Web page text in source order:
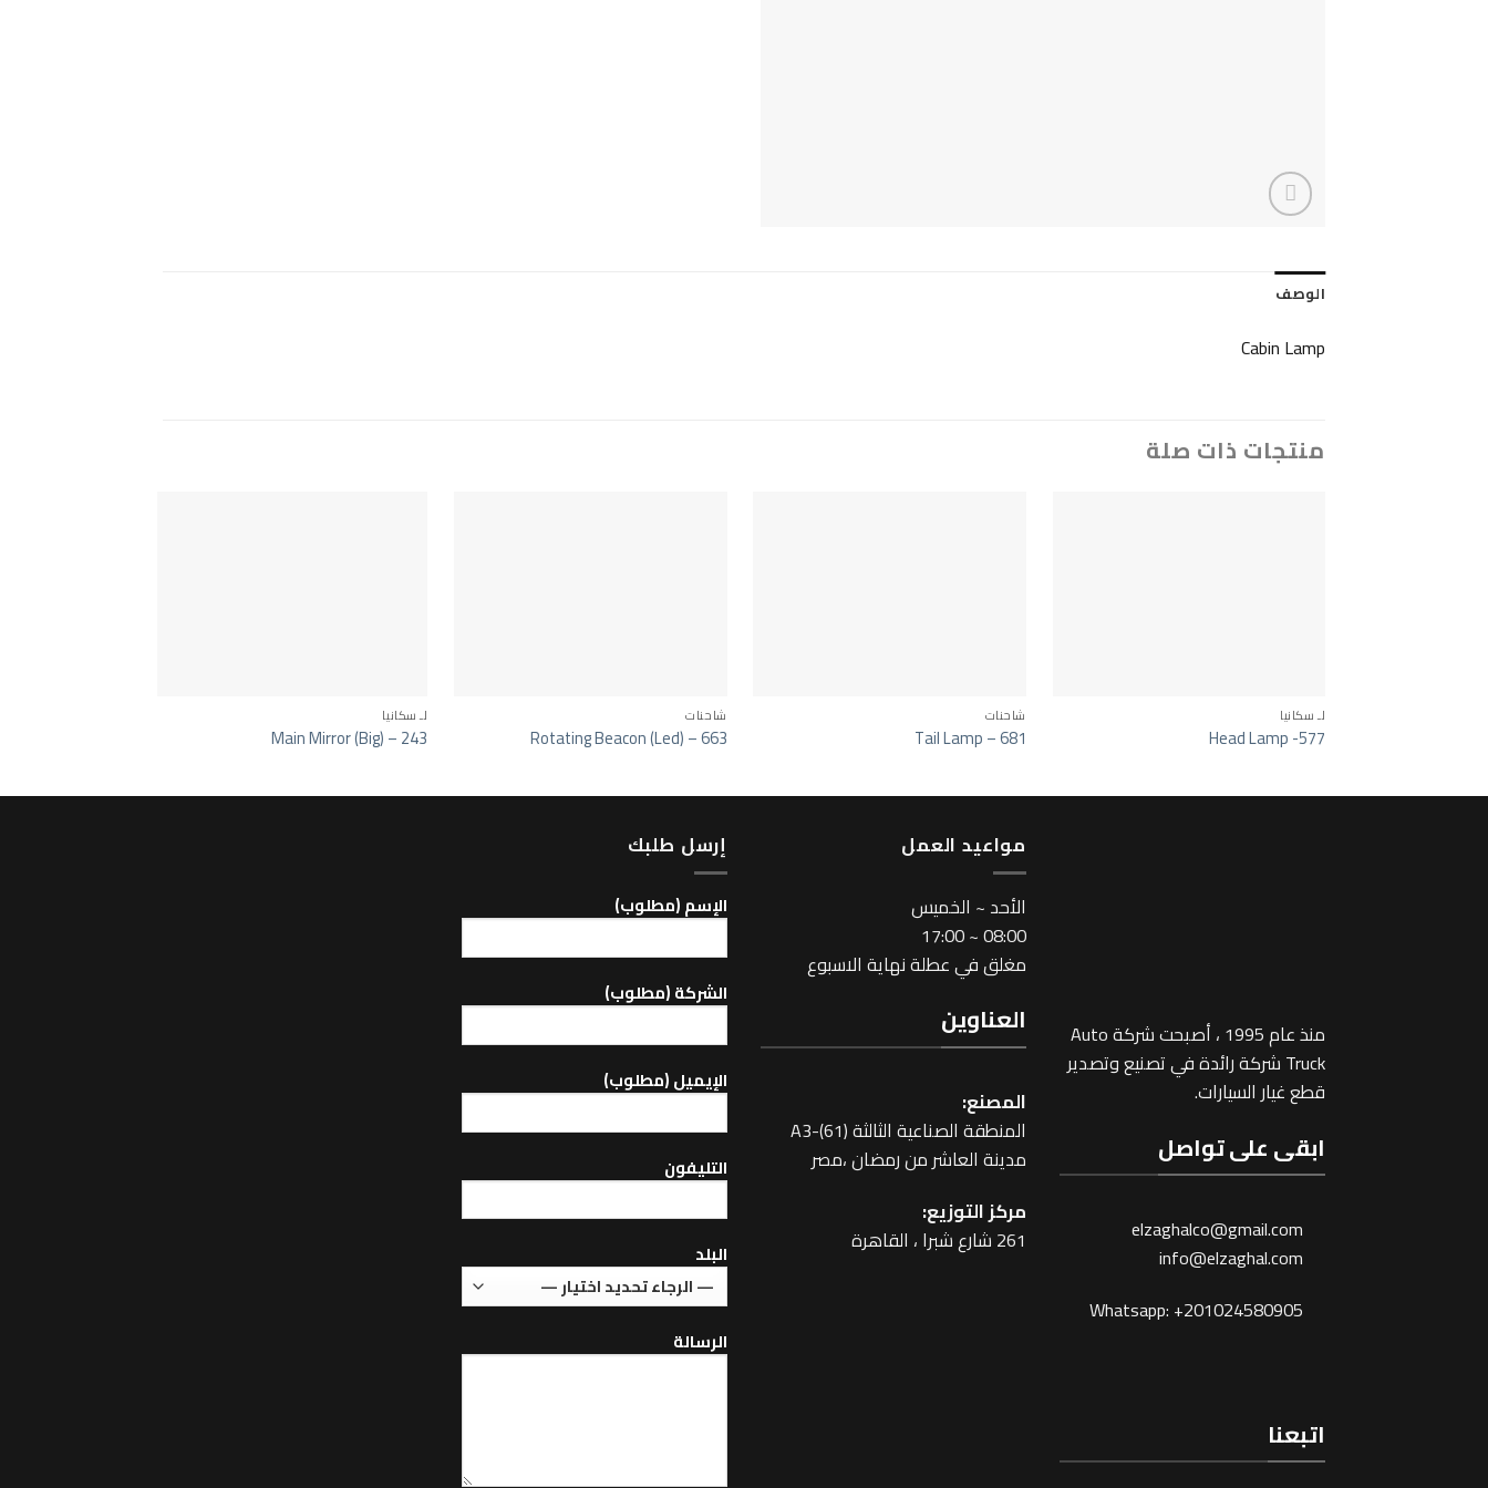
الوصف
Cabin Lamp
منتجات ذات صلة
لـ سكانيا
Head Lamp -577
شاحنات
Tail Lamp – 681
شاحنات
Rotating Beacon (Led) – 663
لـ سكانيا
Main Mirror (Big) – 243
منذ عام 1995 ، أصبحت شركة Auto
Truck شركة رائدة في تصنيع وتصدير
قطع غيار السيارات.
ابقى على تواصل
elzaghalco@gmail.com
info@elzaghal.com
Whatsapp: +201024580905
اتبعنا
مواعيد العمل
اﻷحد ~ الخميس
08:00 ~ 17:00
مغلق في عطلة نهاية الاسبوع
العناوين
المصنع:
المنطقة الصناعية الثالثة A3-(61)
مدينة العاشر من رمضان ،مصر
مركز التوزيع:
261 شارع شبرا ، القاهرة
إرسل طلبك
اﻹسم (مطلوب)
الشركة (مطلوب)
اﻹيميل (مطلوب)
التليفون
البلد
الرسالة